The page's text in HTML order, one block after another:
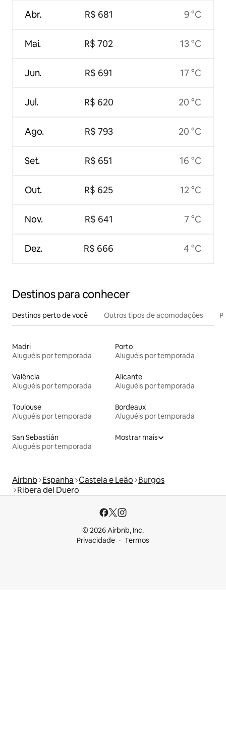
Abr.
Mai.
Jun.
Jul.
Ago.
Set.
Out.
Nov.
Dez.
R$ 681
R$ 702
R$ 691
R$ 620
R$ 793
R$ 651
R$ 625
R$ 641
R$ 666
9 °C
13 °C
17 °C
20 °C
20 °C
16 °C
12 °C
7 °C
4 °C
Destinos para conhecer
Destinos perto de você Outros tipos de acomodações
Madri
Aluguéis por temporada
Porto
Aluguéis por temporada
Valência
Aluguéis por temporada
Alicante
Aluguéis por temporada
Toulouse
Aluguéis por temporada
Bordeaux
Aluguéis por temporada
San Sebastián
Aluguéis por temporada
Mostrar mais
Airbnb Espanha Castela e Leão Burgos
Ribera del Duero
© 2026 Airbnb, Inc.
Privacidade
Termos